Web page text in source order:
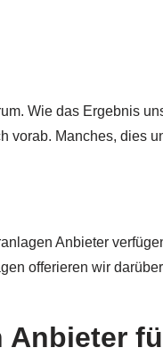
Wie das Ergebnis
vorab. Manches, dies
Anbieter
offerieren wir
Anbieter